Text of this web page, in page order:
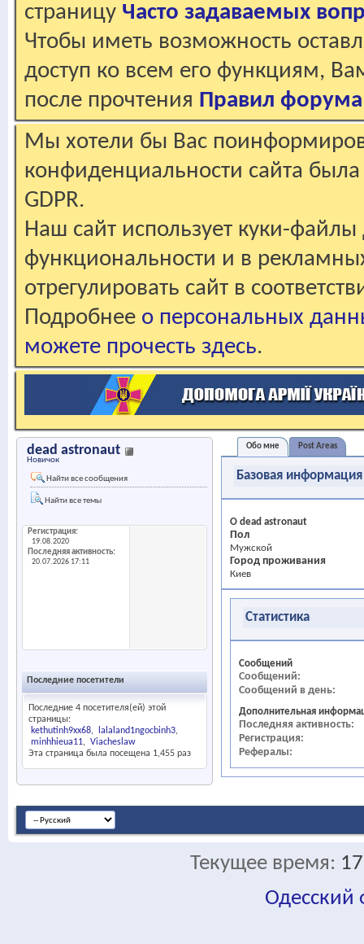
страницу Часто задаваемых
Чтобы иметь возможность
доступ ко всем его функциям,
после прочтения Правил форума
Мы хотели бы Вас
конфиденциальности сайта
GDPR.
Наш сайт использует куки-файлы
функциональности и в
отрегулировать сайт в
Подробнее о персональных
можете прочесть здесь.
dead astronaut
Новичок
Найти все сообщения
Найти все темы
Регистрация
19.08.2020
Последняя активность
20.07.2026 17:11
Последние посетители
Последние 4 посетителя(ей) этой
страницы:
kethutinh9xx68
lalaland1ngocbinh3
minhhieua11
Viacheslaw
Эта страница была посещена 1,455 раз
Обо мне Post Areas
Базовая информация
О dead astronaut
Пол
Мужской
Город проживания
Киев
Статистика
Сообщений
Сообщений
Сообщений в день
Дополнительная
Последняя активность
Регистрация
Рефералы
Текущее время:
Одесский